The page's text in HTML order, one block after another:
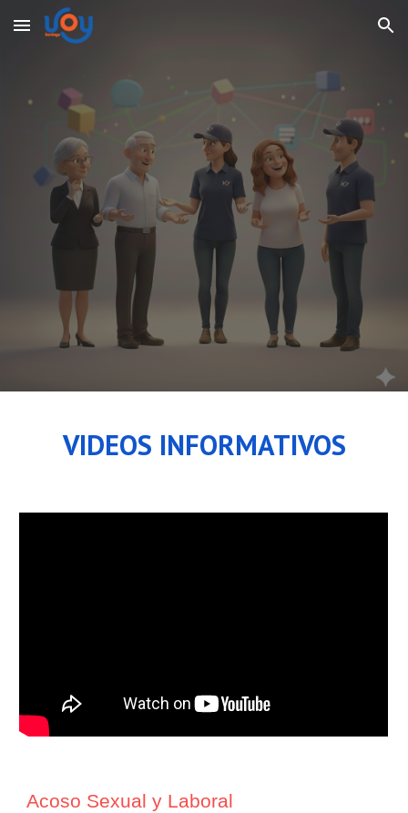
Skip to main content Skip to navigation
VIDEOS INFORMATIVOS
Acoso Sexual y Laboral